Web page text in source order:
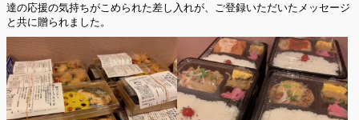
達の応援の気持ちがこめられた差し入れが、ご登録いただいたメッセージ
と共に贈られました。